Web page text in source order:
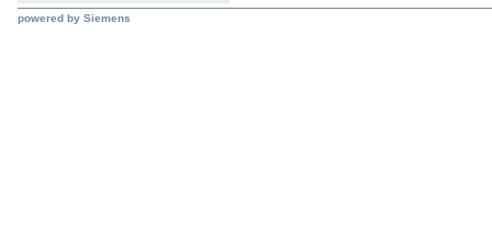
powered by Siemens